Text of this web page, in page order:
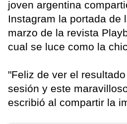
joven argentina
Instagram la portada de
marzo de la revista
cual se luce como la
"Feliz de ver el
sesión y este
escribió al compartir la